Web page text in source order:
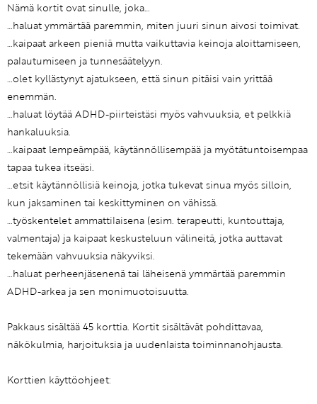
Nämä kortit ovat sinulle, joka…
…haluat ymmärtää paremmin, miten juuri sinun aivosi toimivat.
…kaipaat arkeen pieniä mutta vaikuttavia keinoja aloittamiseen,
palautumiseen ja tunnesäätelyyn.
…olet kyllästynyt ajatukseen, että sinun pitäisi vain yrittää
enemmän.
…haluat löytää ADHD-piirteistäsi myös vahvuuksia, et pelkkiä
hankaluuksia.
…kaipaat lempeämpää, käytännöllisempää ja myötätuntoisempaa
tapaa tukea itseäsi.
…etsit käytännöllisiä keinoja, jotka tukevat sinua myös silloin,
kun jaksaminen tai keskittyminen on vähissä.
…työskentelet ammattilaisena (esim. terapeutti, kuntouttaja,
valmentaja) ja kaipaat keskusteluun välineitä, jotka auttavat
tekemään vahvuuksia näkyviksi.
…haluat perheenjäsenenä tai läheisenä ymmärtää paremmin
ADHD-arkea ja sen monimuotoisuutta.
Pakkaus sisältää 45 korttia. Kortit sisältävät pohdittavaa,
näkökulmia, harjoituksia ja uudenlaista toiminnanohjausta.
Korttien käyttöohjeet: